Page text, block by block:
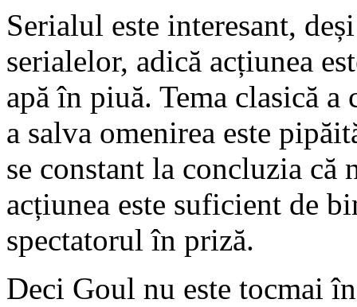
Serialul este interesant,
serialelor, adică acțiunea
apă în piuă. Tema clasică
a salva omenirea este
se constant la concluzia
acțiunea este suficient de
spectatorul în priză.
Deci Goul nu este tocmai